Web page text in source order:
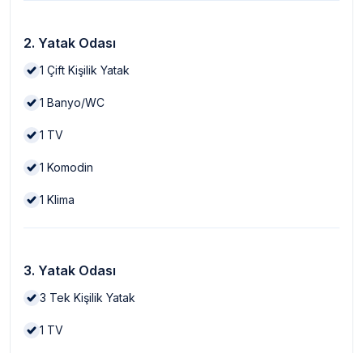
2. Yatak Odası
1 Çift Kişilik Yatak
1 Banyo/WC
1 TV
1 Komodin
1 Klima
3. Yatak Odası
3 Tek Kişilik Yatak
1 TV